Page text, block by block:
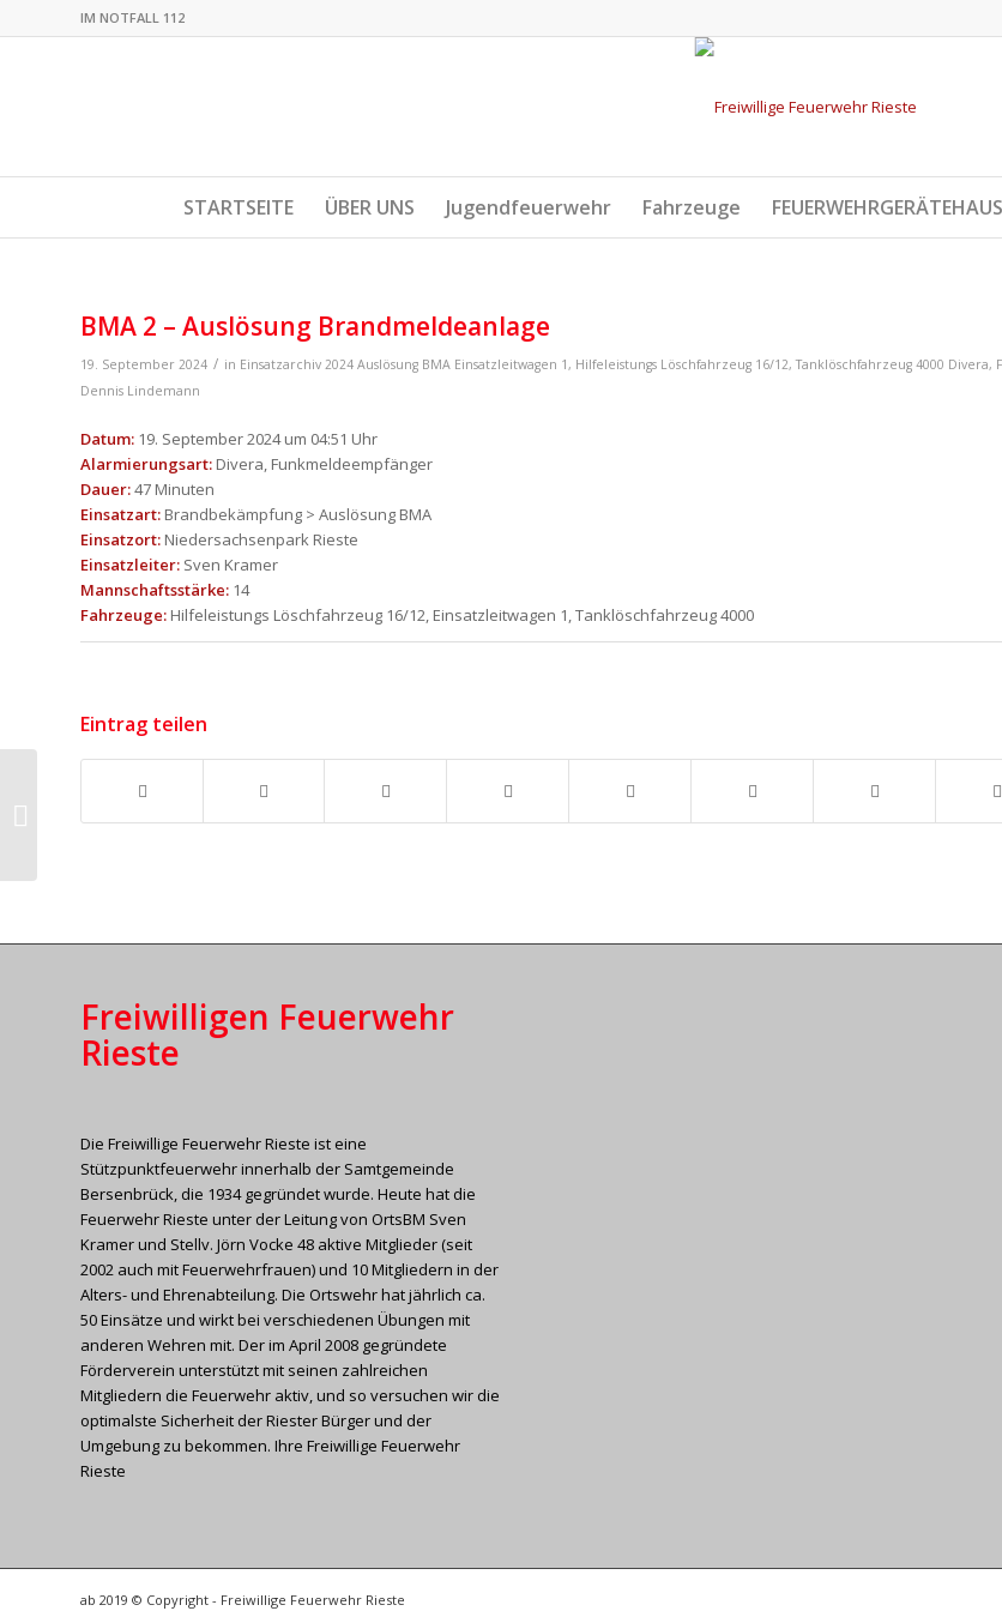
IM NOTFALL 112
STARTSEITE ÜBER UNS Jugendfeuerwehr Fahrzeuge FEUERWEHRGERÄTEHAUS
BMA 2 – Auslösung Brandmeldeanlage
19. September 2024 / in Einsatzarchiv 2024 Auslösung BMA Einsatzleitwagen 1, Hilfeleistungs Löschfahrzeug 16/12,Tanklöschfahrzeug 4000 Divera,
Dennis Lindemann
Datum: 19. September 2024 um 04:51 Uhr
Alarmierungsart: Divera, Funkmeldeempfänger
Dauer:47 Minuten
Einsatzart: Brandbekämpfung > Auslösung BMA
Einsatzort: Niedersachsenpark Rieste
Einsatzleiter: Sven Kramer
Mannschaftsstärke: 14
Fahrzeuge: Hilfeleistungs Löschfahrzeug 16/12, Einsatzleitwagen 1, Tanklöschfahrzeug 4000
Eintrag teilen
Freiwilligen Feuerwehr
Rieste
Die Freiwillige Feuerwehr Rieste ist eine
Stützpunktfeuerwehr innerhalb der Samtgemeinde
Bersenbrück, die 1934 gegründet wurde. Heute hat die
Feuerwehr Rieste unter der Leitung von OrtsBM Sven
Kramer und Stellv. Jörn Vocke 48 aktive Mitglieder (seit
2002 auch mit Feuerwehrfrauen) und 10 Mitgliedern in der
Alters- und Ehrenabteilung. Die Ortswehr hat jährlich ca.
50 Einsätze und wirkt bei verschiedenen Übungen mit
anderen Wehren mit. Der im April 2008 gegründete
Förderverein unterstützt mit seinen zahlreichen
Mitgliedern die Feuerwehr aktiv, und so versuchen wir die
optimalste Sicherheit der Riester Bürger und der
Umgebung zu bekommen. Ihre Freiwillige Feuerwehr
Rieste
ab 2019 © Copyright - Freiwillige Feuerwehr Rieste
Wohnwagen